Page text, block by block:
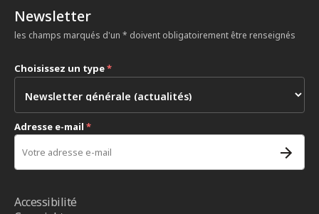
Newsletter
les champs marqués d'un * doivent obligatoirement être renseignés
Choisissez un type*
Adresse e-mail *
Accessibilité